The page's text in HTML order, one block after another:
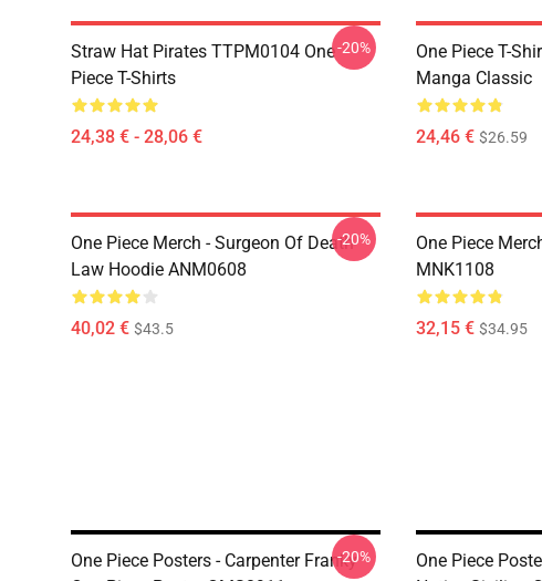
Straw Hat Pirates TTPM0104 One
Piece T-Shirts
24,38 € - 28,06 €
-20%
One Piece T-
Manga Classic
24,46 € $26.59
One Piece Merch - Surgeon Of Death
Law Hoodie ANM0608
40,02 € $43.5
-20%
One Piece
MNK1108
32,15 € $34.95
One Piece Posters - Carpenter Franky
-20%
One Piece